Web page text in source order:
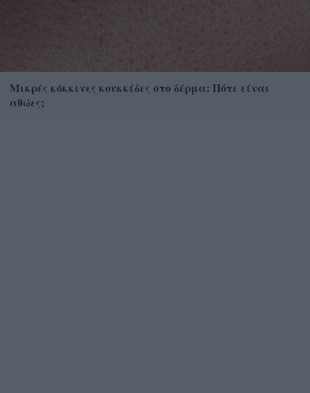
Μικρές κόκκινες κουκκίδες στο δέρμα: Πότε είναι
αθώες;